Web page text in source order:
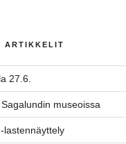
ARTIKKELIT
27.6.
museoissa
lastennäyttely